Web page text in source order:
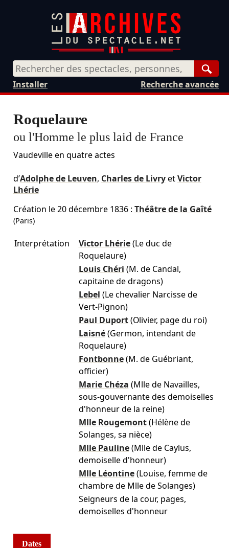
Recherche avancée
Installer
Roquelaure
ou l'Homme le plus laid de France
Vaudeville en quatre actes
d’Adolphe de Leuven, Charles de LivryetVictor
Lhérie
Création le20 décembre 1836: Théâtre de la Gaîté
(Paris)
Interprétation Victor Lhérie (Le duc de
Roquelaure)
Louis Chéri (M. de Candal,
capitaine de dragons)
Lebel (Le chevalier Narcisse de
Vert-Pignon)
Paul Duport (Olivier, page du roi)
Laisné (Germon, intendant de
Roquelaure)
Fontbonne (M. de Guébriant,
officier)
Marie Chéza (Mlle de Navailles,
sous-gouvernante des demoiselles
d'honneur de la reine)
Mlle Rougemont (Hélène de
Solanges, sa nièce)
Mlle Pauline (Mlle de Caylus,
demoiselle d'honneur)
Mlle Léontine (Louise, femme de
chambre de Mlle de Solanges)
Seigneurs de la cour, pages,
demoiselles d'honneur
Dates